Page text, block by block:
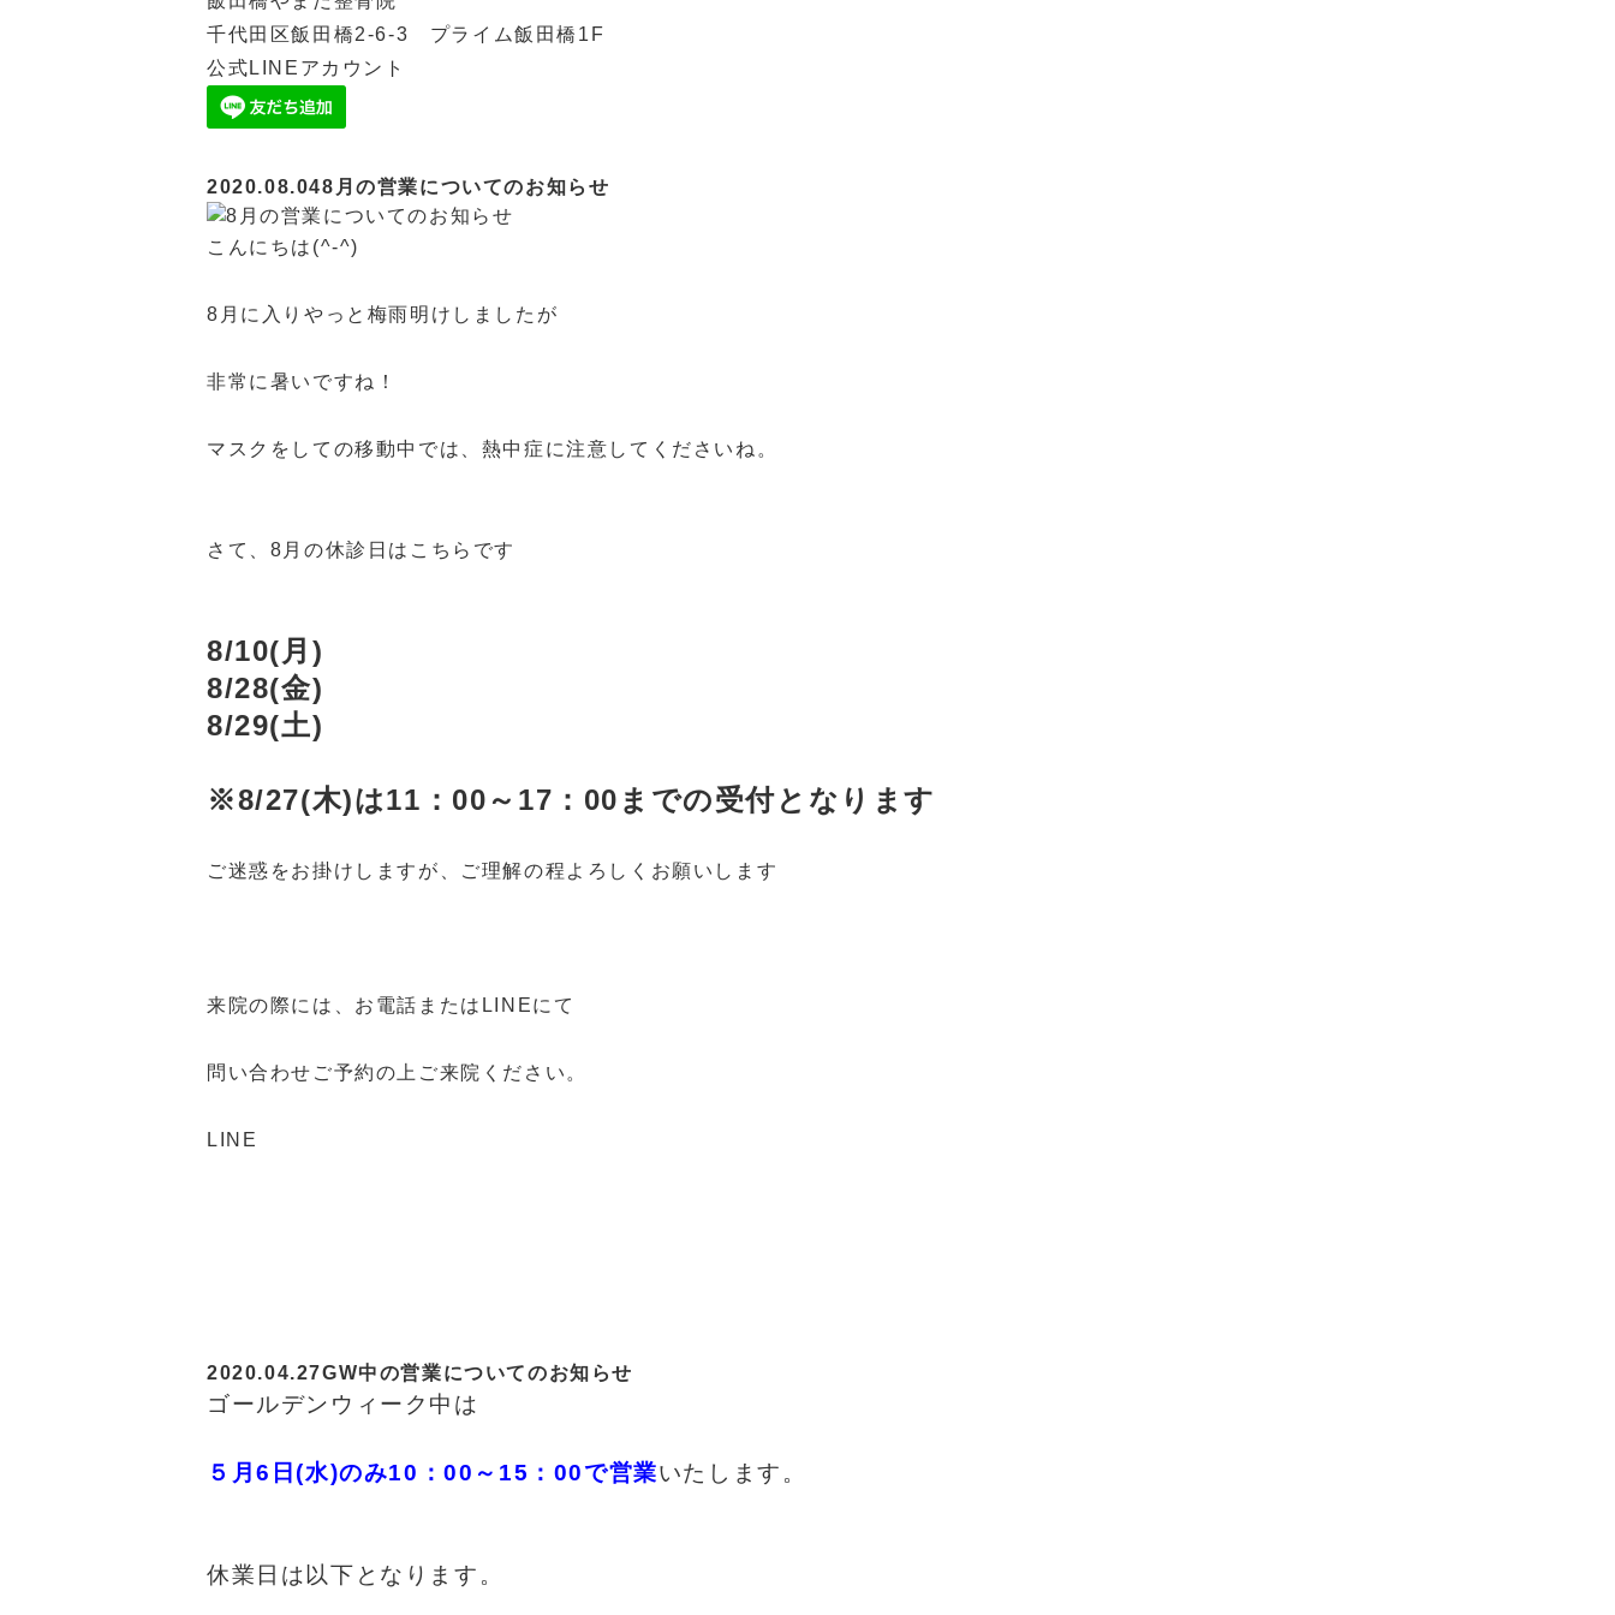
千代田区飯田橋2-6-3 プライム飯田橋1F
公式LINEアカウント
2020.08.048月の営業についてのお知らせ
こんにちは(^-^)
8月に入りやっと梅雨明けしましたが
非常に暑いですね！
マスクをしての移動中では、熱中症に注意してくださいね。
さて、8月の休診日はこちらです
8/10(月)
8/28(金)
8/29(土)
※8/27(木)は11：00～17：00までの受付となります
ご迷惑をお掛けしますが、ご理解の程よろしくお願いします
来院の際には、お電話またはLINEにて
問い合わせご予約の上ご来院ください。
LINE
2020.04.27GW中の営業についてのお知らせ
ゴールデンウィーク中は
５月6日(水)のみ10：00～15：00で営業いたします。
休業日は以下となります。